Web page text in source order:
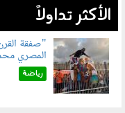
الأكثر تداولاً
070801.jpg
"صفقة
المصري
رياضة